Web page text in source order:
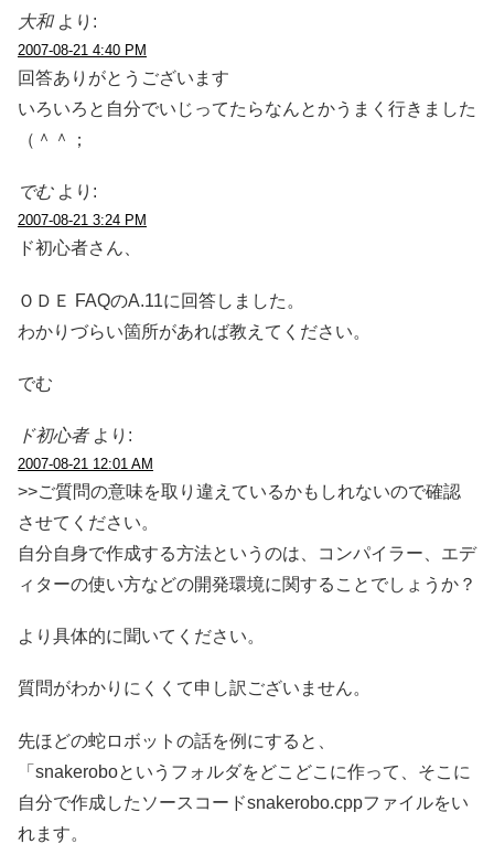
大和 より:
2007-08-21 4:40 PM
回答ありがとうございます
いろいろと自分でいじってたらなんとかうまく行きました
（＾＾；
でむ より:
2007-08-21 3:24 PM
ド初心者さん、
ＯＤＥ FAQのA.11に回答しました。
わかりづらい箇所があれば教えてください。
でむ
ド初心者 より:
2007-08-21 12:01 AM
>>ご質問の意味を取り違えているかもしれないので確認
させてください。
自分自身で作成する方法というのは、コンパイラー、エデ
ィターの使い方などの開発環境に関することでしょうか？
より具体的に聞いてください。
質問がわかりにくくて申し訳ございません。
先ほどの蛇ロボットの話を例にすると、
「snakeroboというフォルダをどこどこに作って、そこに
自分で作成したソースコードsnakerobo.cppファイルをい
れます。